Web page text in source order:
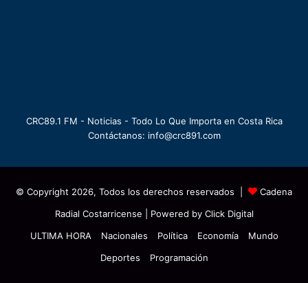
CRC89.1 FM - Noticias - Todo Lo Que Importa en Costa Rica
Contáctanos: info@crc891.com
© Copyright 2026, Todos los derechos reservados |
Cadena
Radial Costarricense | Powered by Click Digital
ULTIMA HORA
Nacionales Política Economía
Mundo
Deportes
Programación